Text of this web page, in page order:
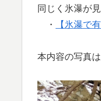
同じく氷瀑が
・
【氷瀑で
本内容の写真